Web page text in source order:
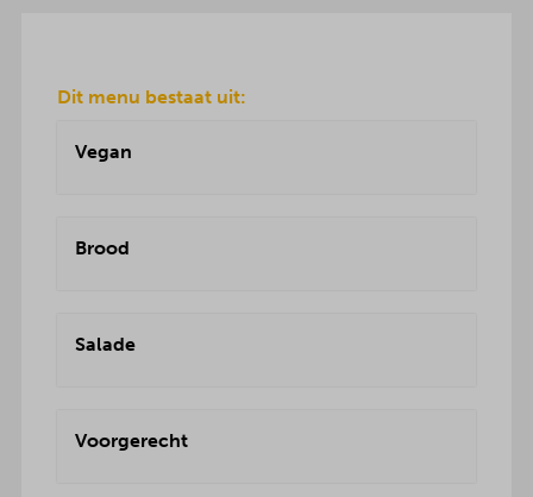
Dit menu bestaat uit:
Vegan
Brood
Salade
Voorgerecht